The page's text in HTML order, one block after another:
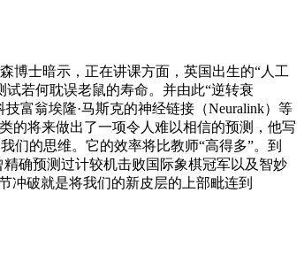
博士暗示，正在讲课方面，英国出生的“人工
若何耽误老鼠的寿命。并由此“逆转衰
富翁埃隆·马斯克的神经链接（Neuralink）等
的将来做出了一项令人难以相信的预测，他写
们的思维。它的效率将比教师“高得多”。到
确预测过计较机击败国际象棋冠军以及智妙
冲破就是将我们的新皮层的上部毗连到